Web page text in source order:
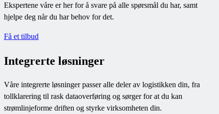
Ekspertene våre er her for å svare på alle spørsmål du har, samt
hjelpe deg når du har behov for det.
Få et tilbud
Integrerte løsninger
Våre integrerte løsninger passer alle deler av logistikken din, fra
tollklarering til rask dataoverføring og sørger for at du kan
strømlinjeforme driften og styrke virksomheten din.